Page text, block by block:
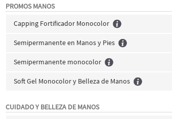
PROMOS MANOS
Capping Fortificador Monocolor
Semipermanente en Manos y Pies
Semipermanente monocolor
Soft Gel Monocolor y Belleza de Manos
CUIDADO Y BELLEZA DE MANOS